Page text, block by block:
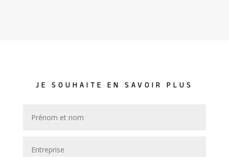
JE SOUHAITE EN SAVOIR PLUS